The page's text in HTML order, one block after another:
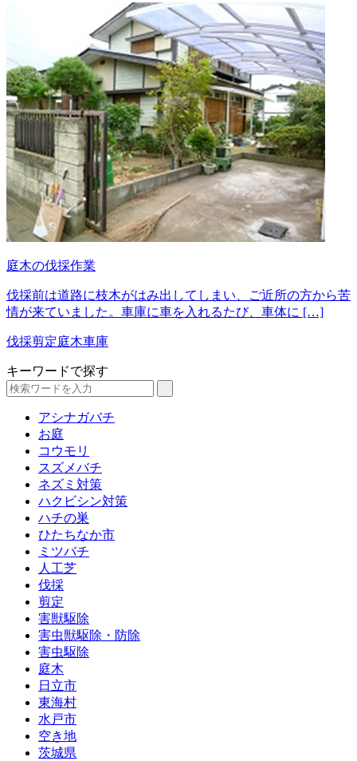
庭木の伐採作業
伐採前は道路に枝木がはみ出してしまい、ご近所の方から苦
情が来ていました。車庫に車を入れるたび、車体に […]
伐採剪定庭木車庫
キーワードで探す
アシナガバチ
お庭
コウモリ
スズメバチ
ネズミ対策
ハクビシン対策
ハチの巣
ひたちなか市
ミツバチ
人工芝
伐採
剪定
害獣駆除
害虫獣駆除・防除
害虫駆除
庭木
日立市
東海村
水戸市
空き地
茨城県